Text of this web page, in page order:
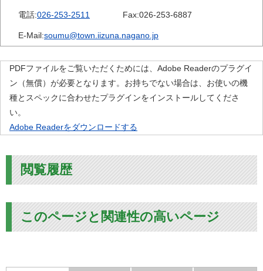
電話:026-253-2511 Fax:026-253-6887
E-Mail:soumu@town.iizuna.nagano.jp
PDFファイルをご覧いただくためには、Adobe Readerのプラグイ
ン（無償）が必要となります。お持ちでない場合は、お使いの機
種とスペックに合わせたプラグインをインストールしてくださ
い。
Adobe Readerをダウンロードする
閲覧履歴
このページと関連性の高いページ